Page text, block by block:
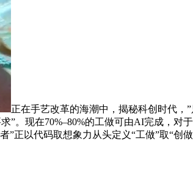
正在手艺改革的海潮中，揭秘科创时代，
。现在70%–80%的工做可由AI完成，对
正以代码取想象力从头定义“工做”取“创